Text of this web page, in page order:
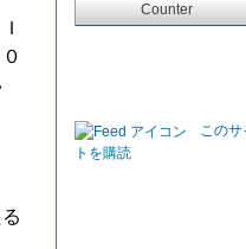
Counter
このサ
トを購読